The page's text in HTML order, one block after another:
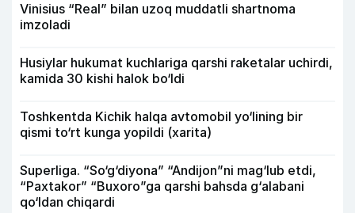
Vinisius “Real” bilan uzoq muddatli shartnoma
imzoladi
Husiylar hukumat kuchlariga qarshi raketalar uchirdi,
kamida 30 kishi halok bo‘ldi
Toshkentda Kichik halqa avtomobil yo‘lining bir
qismi to‘rt kunga yopildi (xarita)
Superliga. “So‘g‘diyona” “Andijon”ni mag‘lub etdi,
“Paxtakor” “Buxoro”ga qarshi bahsda g‘alabani
qo‘ldan chiqardi